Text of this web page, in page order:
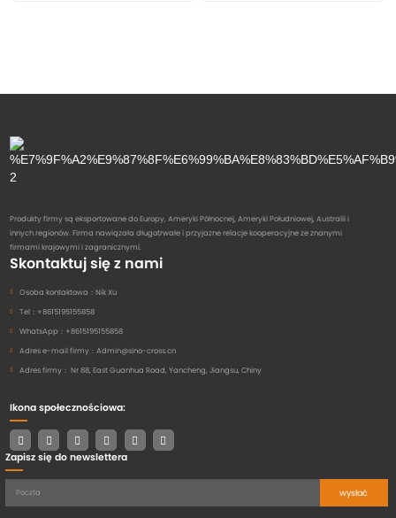
Produkty firmy są eksportowane do Europy, Ameryki Północnej, Ameryki Południowej, Australii i
innych regionów. Firma nawiązała długotrwałe i przyjazne relacje kooperacyjne ze znanymi
firmami krajowymi i zagranicznymi.
Skontaktuj się z nami
Osoba kontaktowa： Nik Xu
Tel： +8615195155858
WhatsApp： +8615195155858
Adres e-mail firmy： Admin@sino-cross.cn
Adres firmy： Nr 88, East Guanhua Road, Yancheng, Jiangsu, Chiny
Ikona społecznościowa:
Zapisz się do newslettera
wysłać